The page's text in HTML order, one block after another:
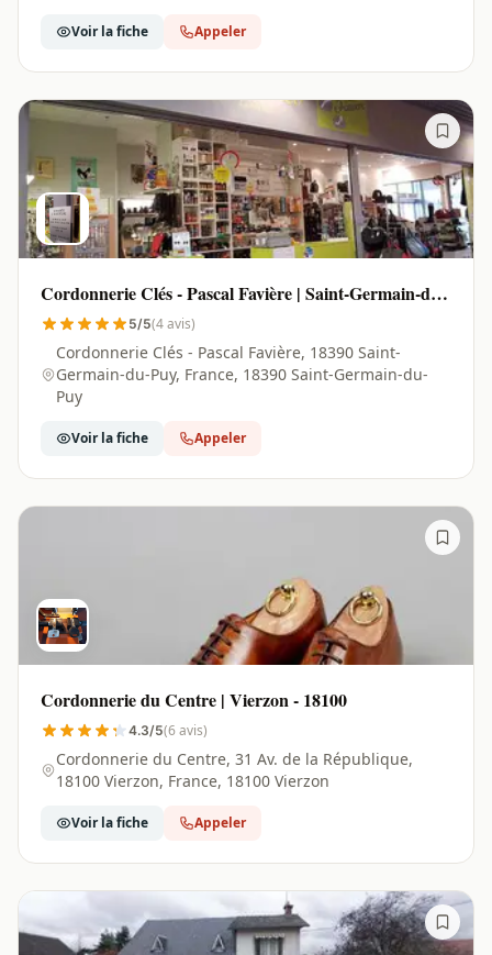
Voir la fiche Appeler
Cordonnerie Clés - Pascal Favière | Saint-Germain-du-
Puy - 18390 5/5(4 avis)
Cordonnerie Clés - Pascal Favière, 18390 Saint-
Germain-du-Puy, France, 18390 Saint-Germain-du-
Puy
Voir la fiche Appeler
Cordonnerie du Centre | Vierzon - 18100
4.3/5(6 avis)
Cordonnerie du Centre, 31 Av. de la République,
18100 Vierzon, France, 18100 Vierzon
Voir la fiche Appeler